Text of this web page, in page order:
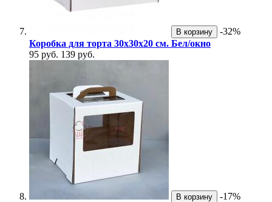
В корзину
-32%
Коробка для торта 30х30х20 см. Бел/окно
95 руб. 139 руб.
В корзину
-17%